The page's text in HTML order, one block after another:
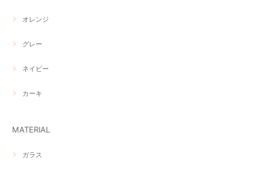
オレンジ
グレー
ネイビー
カーキ
MATERIAL
ガラス